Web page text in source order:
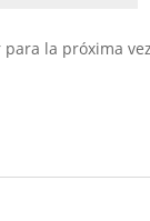
la próxima